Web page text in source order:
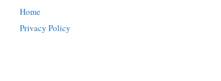
Home
Privacy Policy